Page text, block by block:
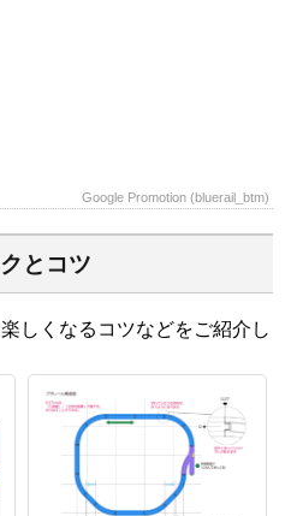
Google Promotion (bluerail_btm)
とコツ
しくなるコツなどをご紹介し